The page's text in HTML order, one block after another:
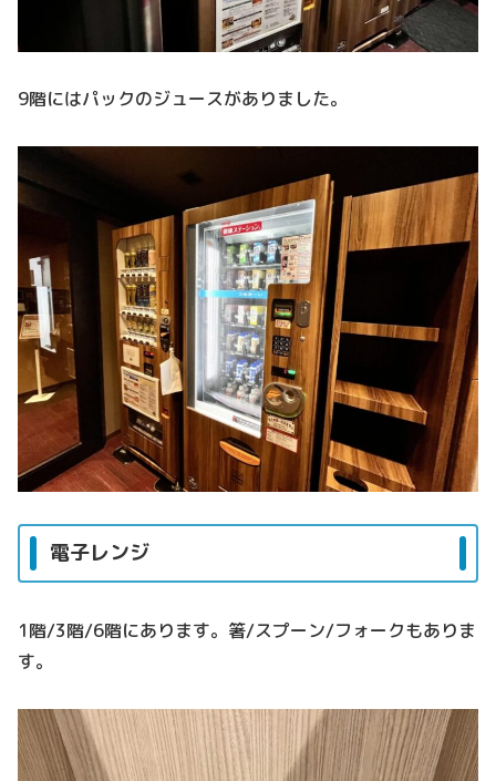
9階にはパックのジュースがありました。
電子レンジ
1階/3階/6階にあります。箸/スプーン/フォークもありま
す。